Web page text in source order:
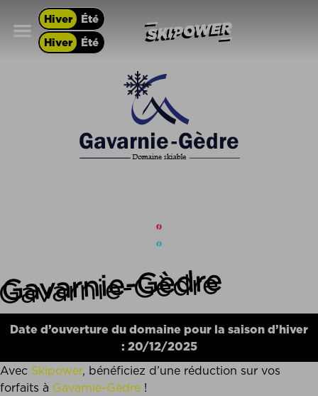
Hiver
Été
Hiver
Été
Gavarnie-Gèdre
Date d’ouverture du domaine pour la saison d’hiver
: 20/12/2025
Avec Skipower, bénéficiez d’une réduction sur vos
forfaits à Gavarnie-Gèdre !